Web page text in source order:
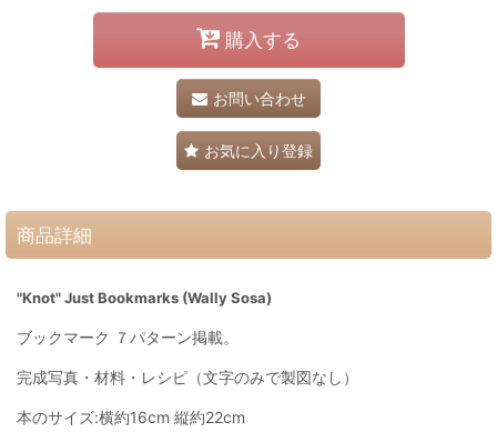
購入する
お問い合わせ
お気に入り登録
商品詳細
"Knot" Just Bookmarks (Wally Sosa)
ブックマーク ７パターン掲載。
完成写真・材料・レシピ（文字のみで製図なし）
本のサイズ:横約16cm 縦約22cm